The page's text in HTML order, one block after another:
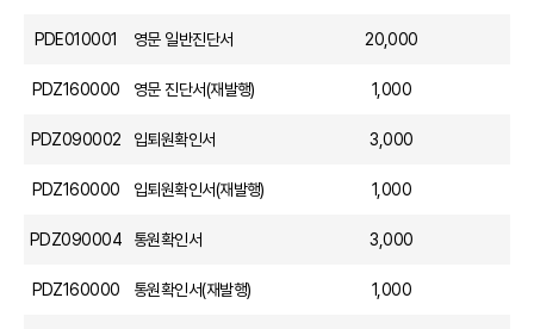
PDE010001 영문 일반진단서 20,000
PDZ160000 영문 진단서(재발행) 1,000
PDZ090002 입퇴원확인서 3,000
PDZ160000 입퇴원확인서(재발행) 1,000
PDZ090004 통원확인서 3,000
PDZ160000 통원확인서(재발행) 1,000